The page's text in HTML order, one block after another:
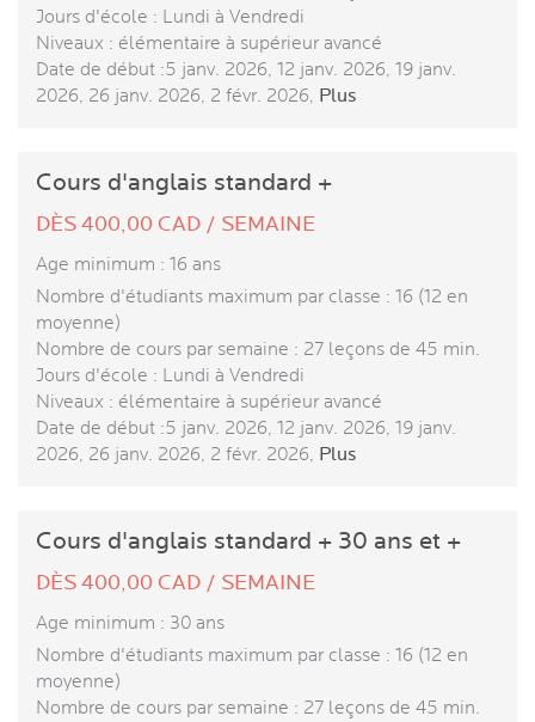
Jours d'école : Lundi à Vendredi
Niveaux : élémentaire à supérieur avancé
Date de début :5 janv. 2026, 12 janv. 2026, 19 janv.
2026, 26 janv. 2026, 2 févr. 2026, Plus
Cours d'anglais standard +
DÈS 400,00 CAD / SEMAINE
Age minimum : 16 ans
Nombre d'étudiants maximum par classe : 16 (12 en
moyenne)
Nombre de cours par semaine : 27 leçons de 45 min.
Jours d'école : Lundi à Vendredi
Niveaux : élémentaire à supérieur avancé
Date de début :5 janv. 2026, 12 janv. 2026, 19 janv.
2026, 26 janv. 2026, 2 févr. 2026, Plus
Cours d'anglais standard + 30 ans et +
DÈS 400,00 CAD / SEMAINE
Age minimum : 30 ans
Nombre d'étudiants maximum par classe : 16 (12 en
moyenne)
Nombre de cours par semaine : 27 leçons de 45 min.